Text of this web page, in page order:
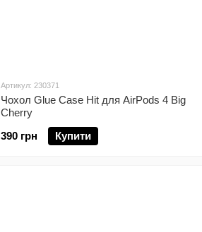
Артикул: 230371
Чохол Glue Case Hit для AirPods 4 Big
Cherry
390 грн
Купити